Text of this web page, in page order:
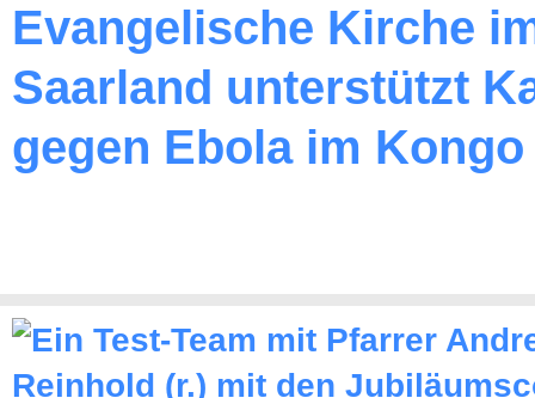
Evangelische Kirche
Saarland unterstützt
gegen Ebola im Kongo